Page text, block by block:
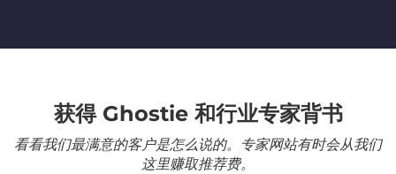
获得 Ghostie 和行业专家背书
看看我们最满意的客户是怎么说的。专家网站有时会从我们
这里赚取推荐费。